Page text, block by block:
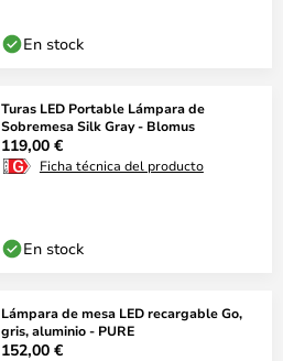
En stock
Turas LED Portable Lámpara de
Sobremesa Silk Gray - Blomus
119,00 €
Ficha técnica del producto
En stock
Lámpara de mesa LED recargable Go,
gris, aluminio - PURE
152,00 €